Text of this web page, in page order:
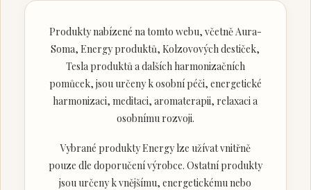
Produkty nabízené na tomto webu, včetně Aura-
Soma, Energy produktů, Kolzovových destiček,
Tesla produktů a dalších harmonizačních
pomůcek, jsou určeny k osobní péči, energetické
harmonizaci, meditaci, aromaterapii, relaxaci a
osobnímu rozvoji.
Vybrané produkty Energy lze užívat vnitřně
pouze dle doporučení výrobce. Ostatní produkty
jsou určeny k vnějšímu, energetickému nebo